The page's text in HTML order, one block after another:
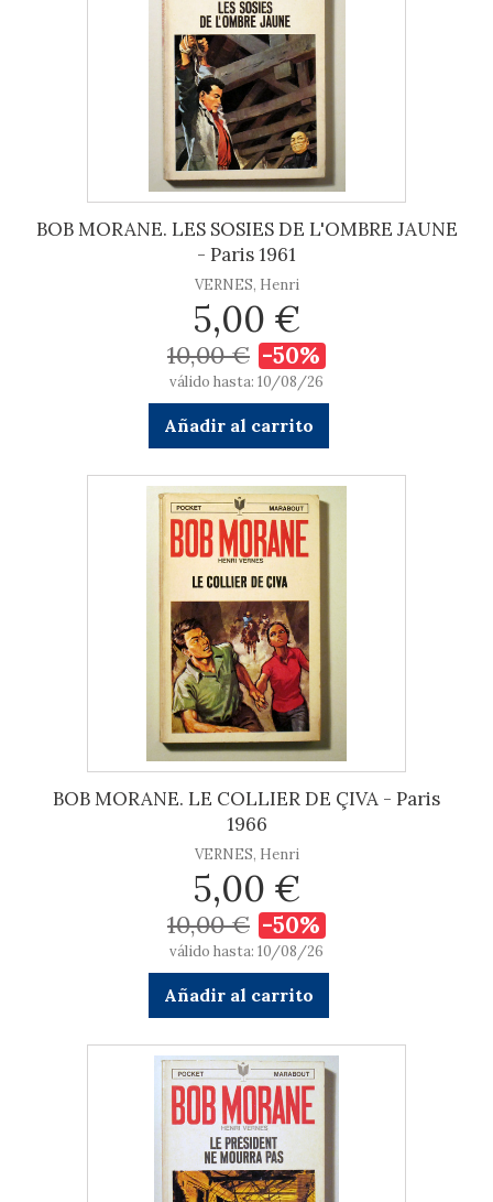
BOB MORANE. LES SOSIES DE L'OMBRE JAUNE
- Paris 1961
VERNES, Henri
5,00 €
10,00 € -50%
válido hasta: 10/08/26
Añadir al carrito
BOB MORANE. LE COLLIER DE ÇIVA - Paris
1966
VERNES, Henri
5,00 €
10,00 € -50%
válido hasta: 10/08/26
Añadir al carrito